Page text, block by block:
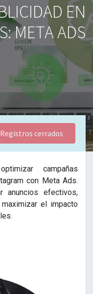
EN
META ADS
Registros cerrados
campañas
con Meta Ads.
anuncios efectivos,
el impacto